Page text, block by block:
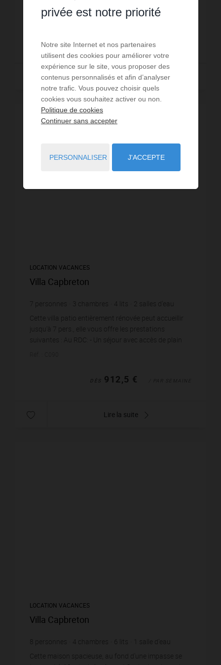
équipée : réfrigérateur, micro-onde...
Réf. : C060
DÈS1 010 € / PAR SEMAINE
Lire la suite
LOCATION VACANCES
Villa Capbreton
7 personnes 3 chambres 4 lits 2 salles d'eau
Cette villa patio entièrement rénovée peut accueillir
jusqu'à 7 pers., elle vous offre les prestations
suivantes : Au RDC: - Un séjour avec accès de plain
DÈS 912,5 €
Lire la suite
LOCATION VACANCES
Villa Capbreton
8 personnes 4 chambres 6 lits
salle d'eau
Cette maison spacieuse, au fond d'une impasse se
privée est notre priorité
Notre site Internet et nos partenaires
utilisent des cookies pour améliorer votre
expérience sur le site, vous proposer des
contenus personnalisés et afin d’analyser
notre trafic. Vous pouvez choisir quels
cookies vous souhaitez activer ou non.
Politique de cookies
Continuer sans accepter
PERSONNALISER J'ACCEPTE